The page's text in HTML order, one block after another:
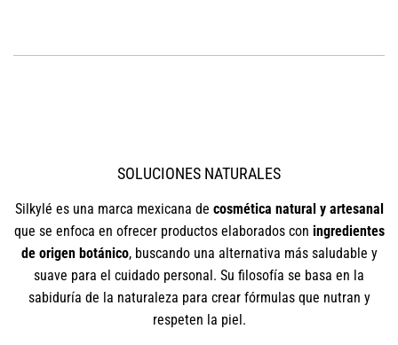
SOLUCIONES NATURALES
Silkylé es una marca mexicana de cosmética natural y artesanal
que se enfoca en ofrecer productos elaborados con ingredientes
de origen botánico, buscando una alternativa más saludable y
suave para el cuidado personal. Su filosofía se basa en la
sabiduría de la naturaleza para crear fórmulas que nutran y
respeten la piel.